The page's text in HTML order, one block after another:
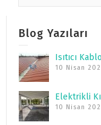
Blog Yazıları
Isıtıcı
10 Nisan
Elektrikli
10 Nisan